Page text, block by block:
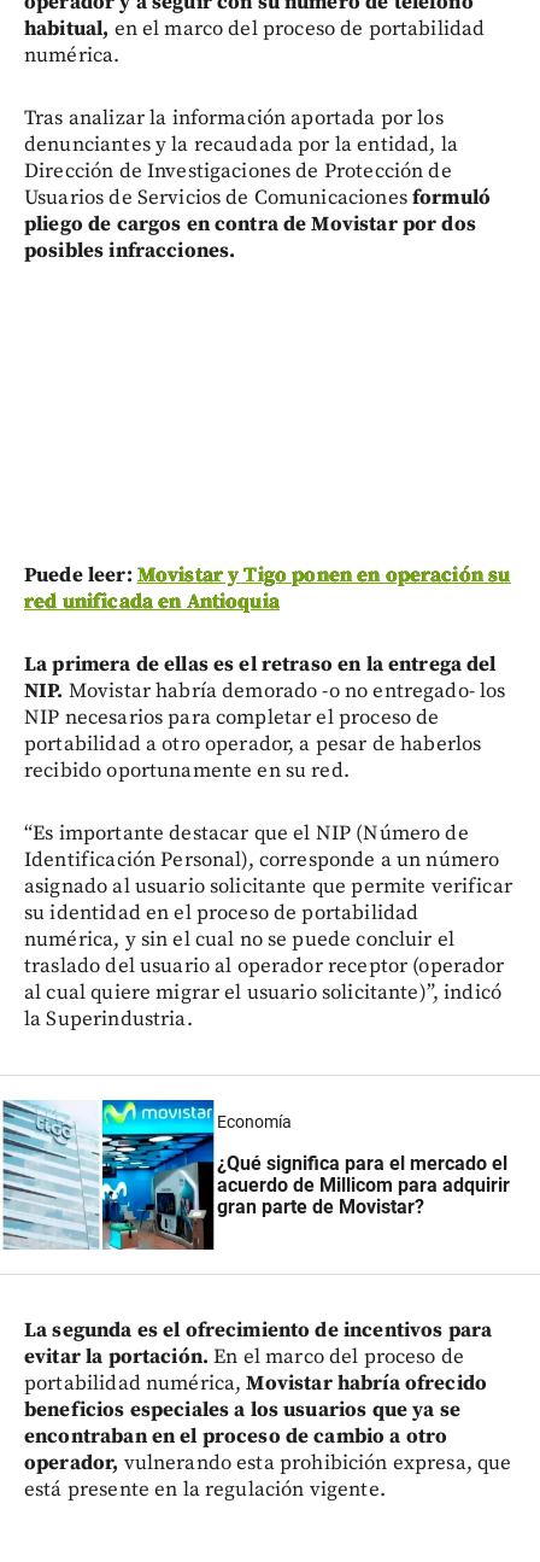
habitual, en el marco del proceso de portabilidad
numérica.
Tras analizar la información aportada por los
denunciantes y la recaudada por la entidad, la
Dirección de Investigaciones de Protección de
Usuarios de Servicios de Comunicacionesformuló
pliego de cargos en contra de Movistar por dos
posibles infracciones.
Puede leer: Movistar y Tigo ponen en operación su
red unificada en Antioquia
La primera de ellas es el retraso en la entrega del
NIP. Movistar habría demorado -o no entregado- los
NIP necesarios para completar el proceso de
portabilidad a otro operador, a pesar de haberlos
recibido oportunamente en su red.
“Es importante destacar que el NIP (Número de
Identificación Personal), corresponde a un número
asignado al usuario solicitante que permite verificar
su identidad en el proceso de portabilidad
numérica, y sin el cual no se puede concluir el
traslado del usuario al operador receptor (operador
al cual quiere migrar el usuario solicitante)”, indicó
la Superindustria.
Economía
¿Qué significa para el mercado el
acuerdo de Millicom para adquirir
gran parte de Movistar?
La segunda es el ofrecimiento de incentivos para
evitar la portación.En el marco del proceso de
portabilidad numérica,Movistar habría ofrecido
beneficios especiales a los usuarios que ya se
encontraban en el proceso de cambio a otro
operador, vulnerando esta prohibición expresa, que
está presente en la regulación vigente.